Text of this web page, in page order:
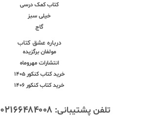
کتاب کمک درسی
خیلی سبز
گاج
درباره عشق کتاب
مولفان برگزیده
انتشارات مهروماه
خرید کتاب کنکور 1405
خرید کتاب کنکور 1406
تلفن پشتیبانی: ۰۲۱۶۶۴۸۴۰۰۸